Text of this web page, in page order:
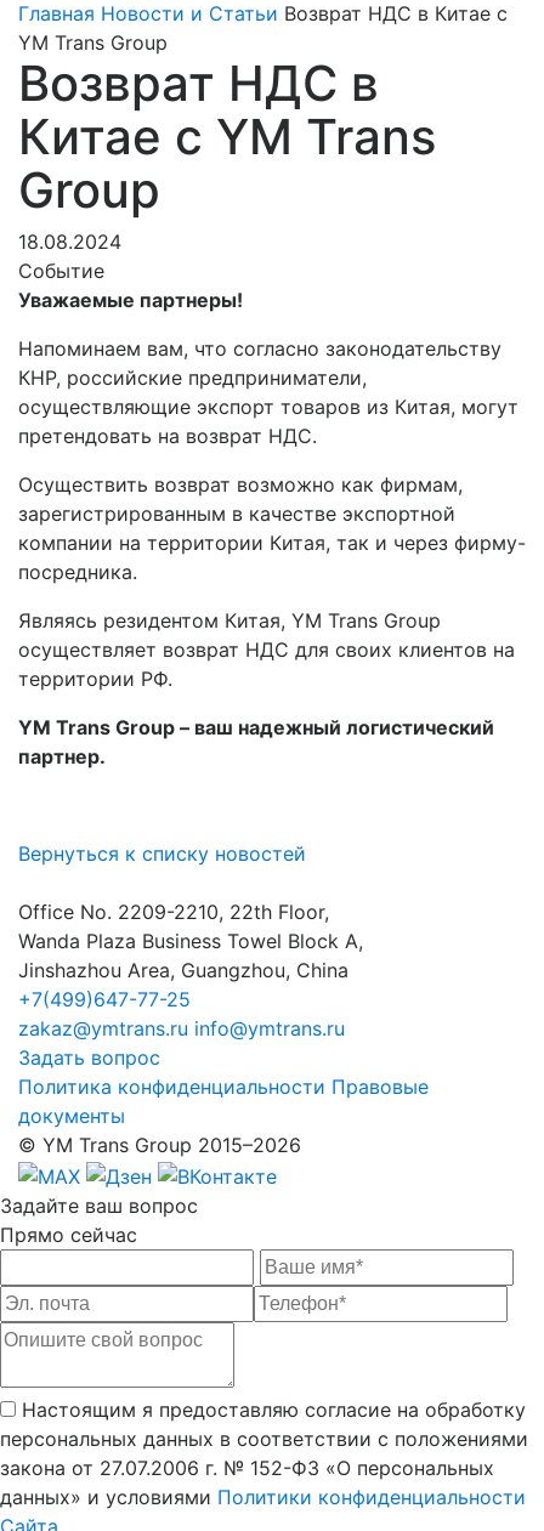
Главная Новости и Статьи Возврат НДС в Китае с
YM Trans Group
Возврат НДС в
Китае с YM Trans
Group
18.08.2024
Событие
Уважаемые партнеры!
Напоминаем вам, что согласно законодательству
КНР, российские предприниматели,
осуществляющие экспорт товаров из Китая, могут
претендовать на возврат НДС.
Осуществить возврат возможно как фирмам,
зарегистрированным в качестве экспортной
компании на территории Китая, так и через фирму-
посредника.
Являясь резидентом Китая, YM Trans Group
осуществляет возврат НДС для своих клиентов на
территории РФ.
YM Trans Group – ваш надежный логистический
партнер.
Вернуться к списку новостей
Office No. 2209-2210, 22th Floor,
Wanda Plaza Business Towel Block A,
Jinshazhou Area, Guangzhou, China
+7(499)647-77-25
zakaz@ymtrans.ru info@ymtrans.ru
Задать вопрос
Политика конфиденциальности Правовые
документы
© YM Trans Group 2015–2026
Задайте ваш вопрос
Прямо сейчас
Настоящим я предоставляю согласие на обработку
персональных данных в соответствии с положениями
закона от 27.07.2006 г. № 152-ФЗ «О персональных
данных» и условиями Политики конфиденциальности
Сайта